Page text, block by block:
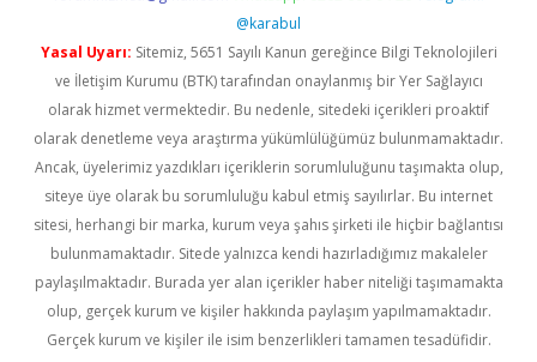
@karabul
Yasal Uyarı: Sitemiz, 5651 Sayılı Kanun gereğince Bilgi Teknolojileri
ve İletişim Kurumu (BTK) tarafından onaylanmış bir Yer Sağlayıcı
olarak hizmet vermektedir. Bu nedenle, sitedeki içerikleri proaktif
olarak denetleme veya araştırma yükümlülüğümüz bulunmamaktadır.
Ancak, üyelerimiz yazdıkları içeriklerin sorumluluğunu taşımakta olup,
siteye üye olarak bu sorumluluğu kabul etmiş sayılırlar. Bu internet
sitesi, herhangi bir marka, kurum veya şahıs şirketi ile hiçbir bağlantısı
bulunmamaktadır. Sitede yalnızca kendi hazırladığımız makaleler
paylaşılmaktadır. Burada yer alan içerikler haber niteliği taşımamakta
olup, gerçek kurum ve kişiler hakkında paylaşım yapılmamaktadır.
Gerçek kurum ve kişiler ile isim benzerlikleri tamamen tesadüfidir.